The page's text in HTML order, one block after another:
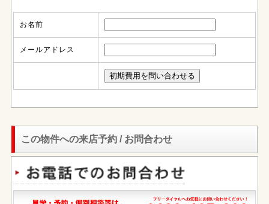
お名前
メールアドレス
この物件への来店予約 / お問合わせ